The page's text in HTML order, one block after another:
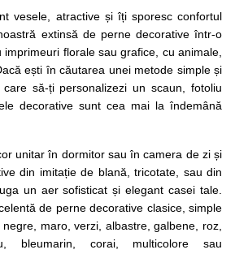
vesele, atractive și îți sporesc confortul
extinsă de perne decorative într-o
florale sau grafice, cu animale,
ești în căutarea unei metode simple și
să-ți personalizezi un scaun, fotoliu
decorative sunt cea mai la îndemână
unitar în dormitor sau în camera de zi și
din imitație de blană, tricotate, sau din
un aer sofisticat și elegant casei tale.
de perne decorative clasice, simple
maro, verzi, albastre, galbene, roz,
bleumarin, corai, multicolore sau